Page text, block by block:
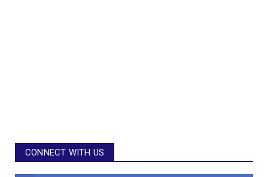
CONNECT WITH US